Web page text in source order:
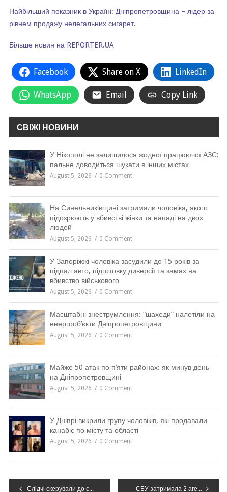
Найбільший показник в Україні: Дніпропетровщина – лідер за
рівнем продажу нелегальних сигарет.
Більше новин на REPORTER.UA
Facebook Share on X LinkedIn
WhatsApp Email Copy Link
СВІЖІ НОВИНИ
У Нікополі не залишилося жодної працюючої АЗС:
пальне доводиться шукати в інших містах
August 5, 2026 0 Comment
На Синельниківщині затримали чоловіка, якого
підозрюють у вбивстві жінки та нападі на двох
людей
August 5, 2026 0 Comment
У Запоріжжі чоловіка засудили до 15 років за
підпал авто, підготовку диверсії та замах на
вбивство військового
August 5, 2026 0 Comment
Масштабні знеструмлення: “шахеди” налетіли на
енергооб’єкти Дніпропетровщини
August 5, 2026 0 Comment
Майже 50 атак по п’яти районах: як минув день
на Дніпропетровщині
August 5, 2026 0 Comment
У Дніпрі викрили групу чоловіків, які продавали
канабіс по місту та області
August 5, 2026 0 Comment
Слідчі скерували до суду обвинувальний акт щодо чоловіка, причетного до крадіжки у м. Самар СБУ затримала 2 агентів рф, які коригували російські атаки по Києву та Запоріжжю